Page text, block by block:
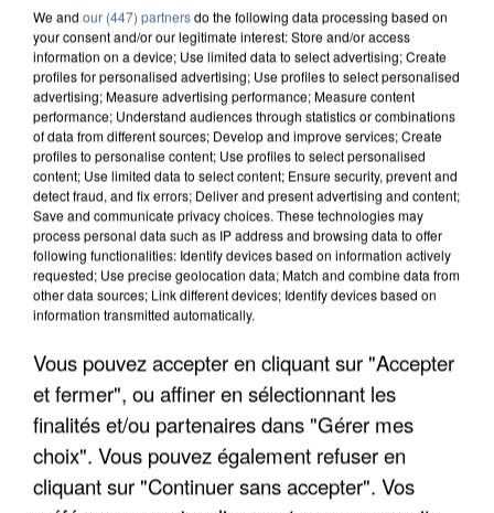
LES DONNÉES DE 300 000 CLIENTS DÉROBÉES À
We and our (447) partnersdo the following data processing based on
your consent and/or our legitimate interest: Store and/or access
information on a device; Use limited data to select advertising; Create
profiles for personalised advertising; Use profiles to select personalised
advertising; Measure advertising performance; Measure content
performance; Understand audiences through statistics or combinations
of data from different sources; Develop and improve services; Create
profiles to personalise content; Use profiles to select personalised
content; Use limited data to select content; Ensure security, prevent and
detect fraud, and fix errors; Deliver and present advertising and content;
Save and communicate privacy choices. These technologies may
process personal data such as IP address and browsing data to offer
following functionalities: Identify devices based on information actively
requested; Use precise geolocation data; Match and combine data from
other data sources; Link different devices; Identify devices based on
information transmitted automatically.
Vous pouvez accepter en cliquant sur "Accepter
et fermer", ou affiner en sélectionnant les
finalités et/ou partenaires dans "Gérer mes
choix". Vous pouvez également refuser en
cliquant sur "Continuer sans accepter". Vos